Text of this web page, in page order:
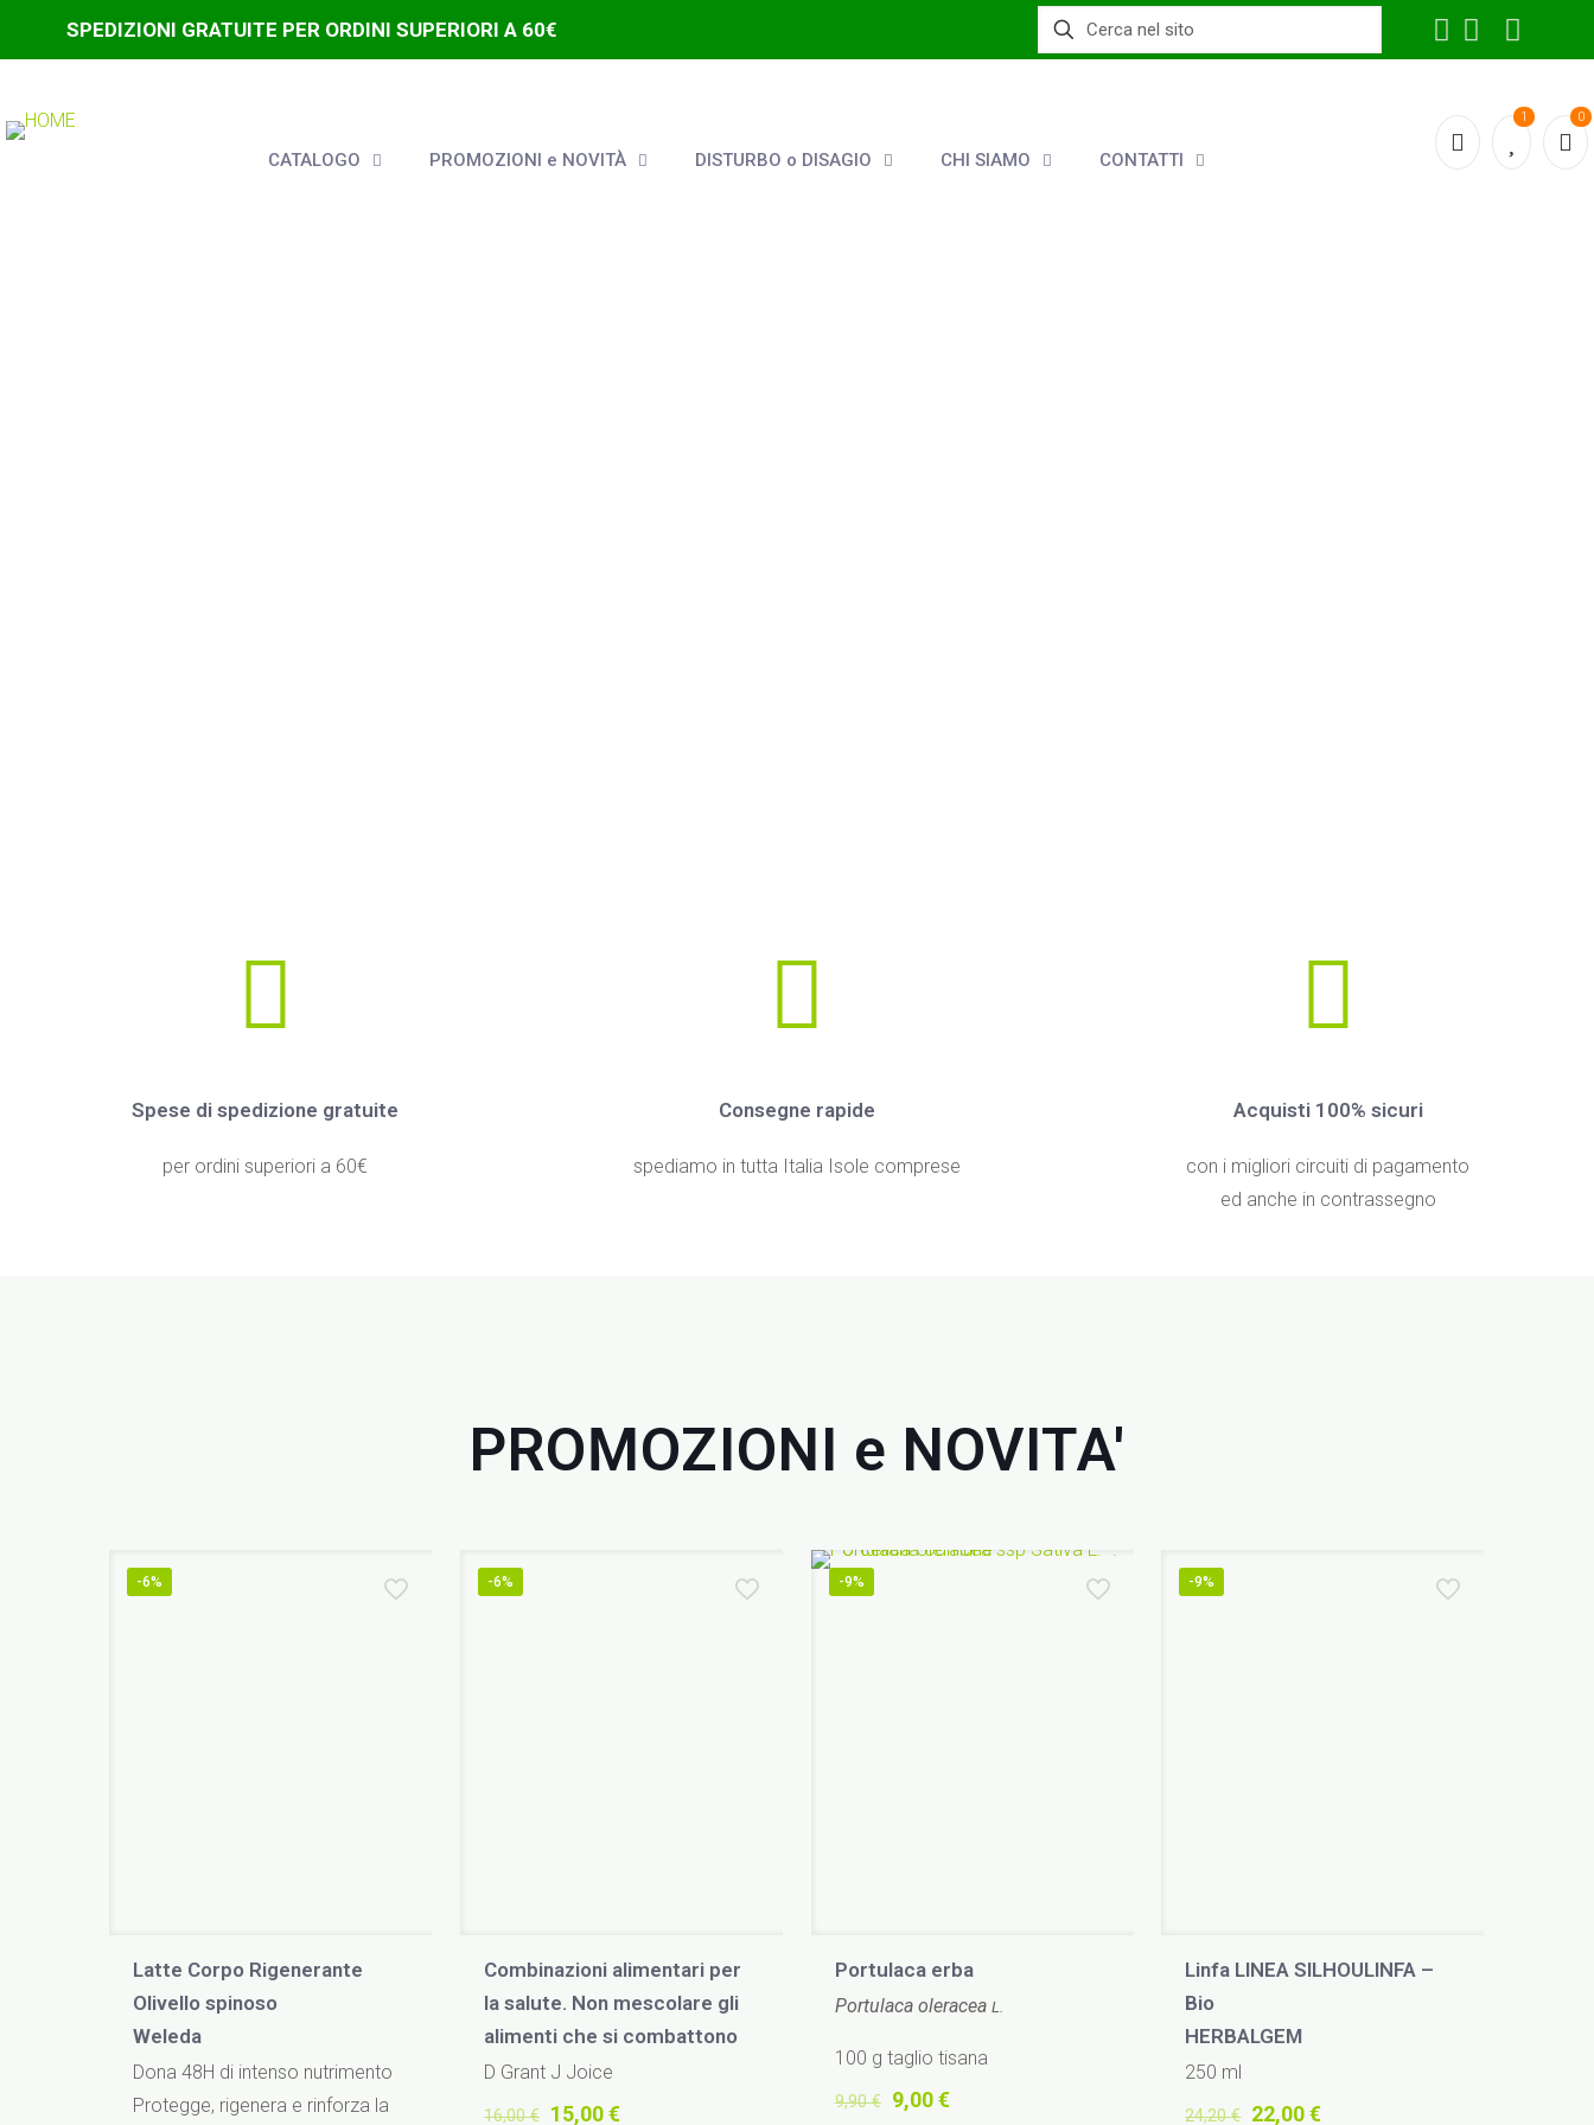
SPEDIZIONI GRATUITE PER ORDINI SUPERIORI A 60€
CATALOGO PROMOZIONI e NOVITÀ DISTURBO o DISAGIO CHI SIAMO CONTATTI
1 0
Spese di spedizione gratuite
per ordini superiori a 60€
Consegne rapide
spediamo in tutta Italia Isole comprese
Acquisti 100% sicuri
con i migliori circuiti di pagamento
ed anche in contrassegno
PROMOZIONI e NOVITA'
-6%
Latte Corpo Rigenerante
Olivello spinoso
Weleda
Dona 48H di intenso nutrimento
Protegge, rigenera e rinforza la
-6%
Combinazioni alimentari per
la salute. Non mescolare gli
alimenti che si combattono
D Grant J Joice
16,00€ Il
15,00€Il
-9%
Portulaca erba
Portulaca oleracea L.
100 g taglio tisana
9,90€
Il
9,00€Il
-9%
Linfa LINEA SILHOULINFA –
Bio
HERBALGEM
250 ml
24,20€ Il
22,00€Il